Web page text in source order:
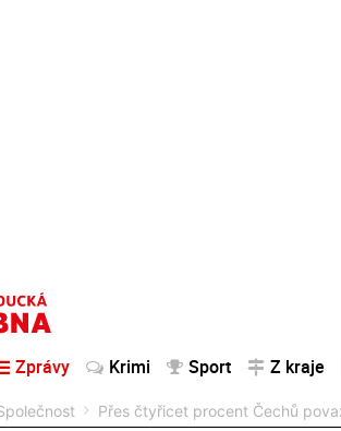
Zprávy Krimi Sport Z kraje
Přes čtyřicet procent Čechů